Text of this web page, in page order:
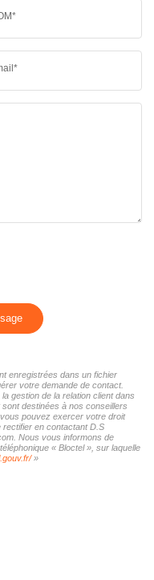
enregistrées dans un fichier
votre demande de contact.
gestion de la relation client dans
destinées à nos conseillers
pouvez exercer votre droit
en contactant D.S
Nous vous informons de
« Bloctel », sur laquelle
»